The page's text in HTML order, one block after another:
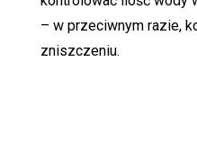
– w przeciwnym razie,
zniszczeniu.